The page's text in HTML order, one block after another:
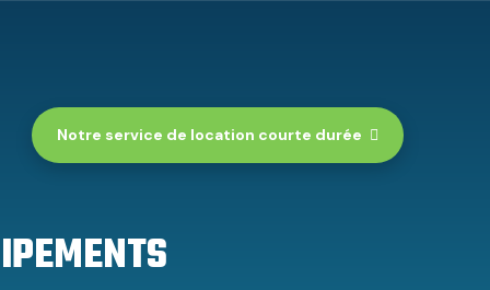
Notre service de location courte durée